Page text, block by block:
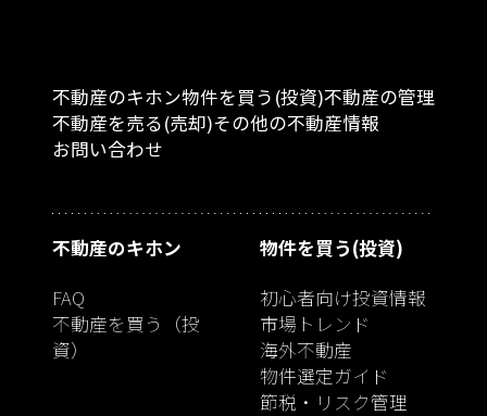
不動産のキホン物件を買う(投資)不動産の管理
不動産を売る(売却)その他の不動産情報
お問い合わせ
不動産のキホン
FAQ
不動産を買う（投
資）
物件を買う(投資)
初心者向け投資情報
市場トレンド
海外不動産
物件選定ガイド
節税・リスク管理